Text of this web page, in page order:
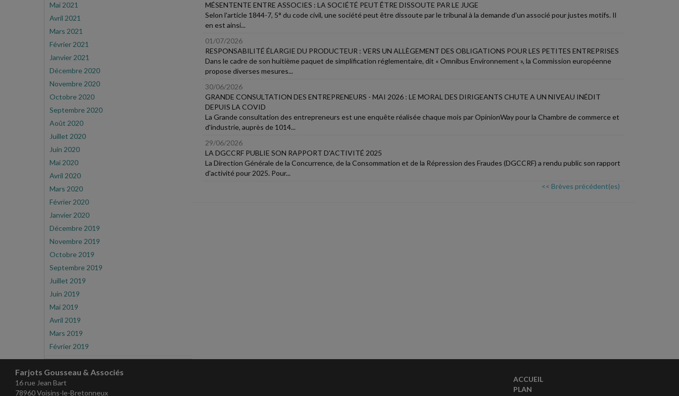
Mai 2021
Avril 2021
Mars 2021
Février 2021
Janvier 2021
Décembre 2020
Novembre 2020
Octobre 2020
Septembre 2020
Août 2020
Juillet 2020
Juin 2020
Mai 2020
Avril 2020
Mars 2020
Février 2020
Janvier 2020
Décembre 2019
Novembre 2019
Octobre 2019
Septembre 2019
Juillet 2019
Juin 2019
Mai 2019
Avril 2019
Mars 2019
Février 2019
MÉSENTENTE ENTRE ASSOCIES : LA SOCIÉTÉ PEUT ÊTRE DISSOUTE PAR LE JUGE
Selon l'article 1844-7, 5° du code civil, une société peut être dissoute par le tribunal à la demande d'un associé pour justes motifs. Il
en est ainsi...
01/07/2026
RESPONSABILITÉ ÉLARGIE DU PRODUCTEUR : VERS UN ALLÈGEMENT DES OBLIGATIONS POUR LES PETITES ENTREPRISES
Dans le cadre de son huitième paquet de simplification réglementaire, dit « Omnibus Environnement », la Commission européenne
propose diverses mesures...
30/06/2026
GRANDE CONSULTATION DES ENTREPRENEURS - MAI 2026 : LE MORAL DES DIRIGEANTS CHUTE A UN NIVEAU INÉDIT
DEPUIS LA COVID
La Grande consultation des entrepreneurs est une enquête réalisée chaque mois par OpinionWay pour la Chambre de commerce et
d'industrie, auprès de 1014...
29/06/2026
LA DGCCRF PUBLIE SON RAPPORT D'ACTIVITÉ 2025
La Direction Générale de la Concurrence, de la Consommation et de la Répression des Fraudes (DGCCRF) a rendu public son rapport
d'activité pour 2025. Pour...
<< Brèves précédent(es)
Farjots Gousseau & Associés
16 rue Jean Bart
78960 Voisins-le-Bretonneux
ACCUEIL
PLAN